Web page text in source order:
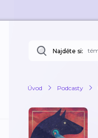
Najděte si:
Úvod Podcasty